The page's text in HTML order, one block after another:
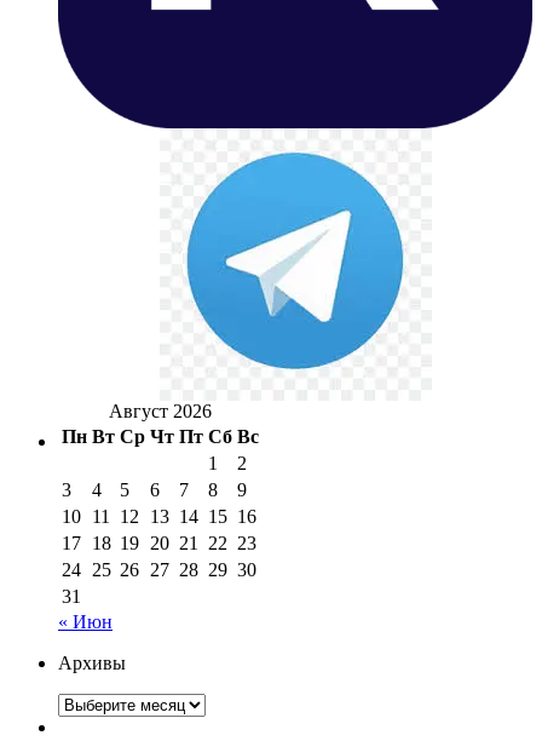
Август 2026
Пн Вт Ср Чт Пт Сб Вс
1
2
3
4 5 6 7 8
9
10 11 12 13 14 15 16
17 18 19 20 21 22 23
24 25 26 27 28 29 30
31
« Июн
Архивы
Архивы